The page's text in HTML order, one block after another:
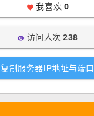
favorite 我喜欢 0
visibility访问人次238
复制服务器IP地址与端口